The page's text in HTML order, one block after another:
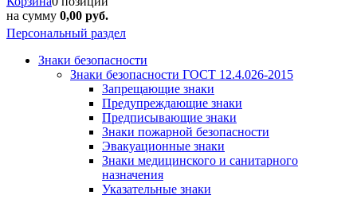
на сумму 0,00 руб.
Персональный раздел
Знаки безопасности
Знаки безопасности ГОСТ 12.4.026-2015
Запрещающие знаки
Предупреждающие знаки
Предписывающие знаки
Знаки пожарной безопасности
Эвакуационные знаки
Знаки медицинского и санитарного
назначения
Указательные знаки